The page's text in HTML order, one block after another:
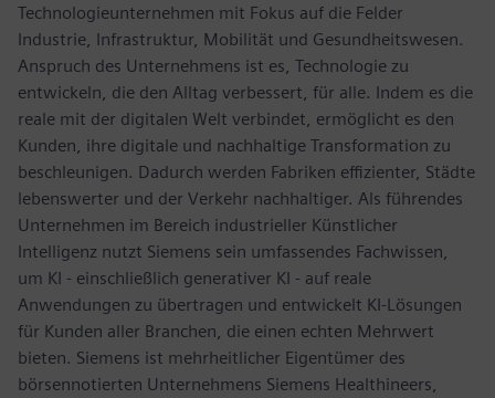
Technologieunternehmen mit Fokus auf die Felder
Industrie, Infrastruktur, Mobilität und Gesundheitswesen.
Anspruch des Unternehmens ist es, Technologie zu
entwickeln, die den Alltag verbessert, für alle. Indem es die
reale mit der digitalen Welt verbindet, ermöglicht es den
Kunden, ihre digitale und nachhaltige Transformation zu
beschleunigen. Dadurch werden Fabriken effizienter, Städte
lebenswerter und der Verkehr nachhaltiger. Als führendes
Unternehmen im Bereich industrieller Künstlicher
Intelligenz nutzt Siemens sein umfassendes Fachwissen,
um KI - einschließlich generativer KI - auf reale
Anwendungen zu übertragen und entwickelt KI-Lösungen
für Kunden aller Branchen, die einen echten Mehrwert
bieten. Siemens ist mehrheitlicher Eigentümer des
börsennotierten Unternehmens Siemens Healthineers,